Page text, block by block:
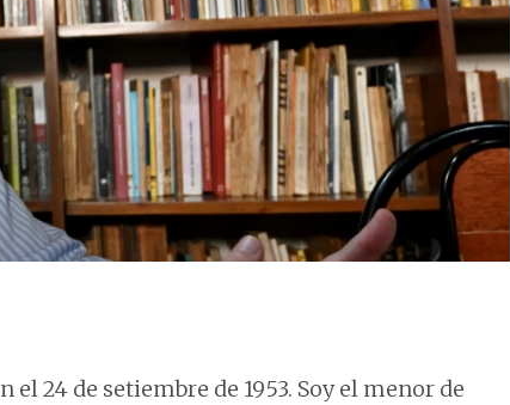
24 de setiembre de 1953. Soy el menor de